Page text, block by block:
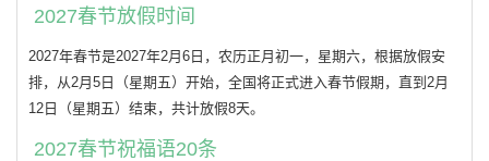
2027春节放假时间
2027年春节是2027年2月6日，农历正月初一，星期六，根据放假安
排，从2月5日（星期五）开始，全国将正式进入春节假期，直到2月
12日（星期五）结束，共计放假8天。
2027春节祝福语20条